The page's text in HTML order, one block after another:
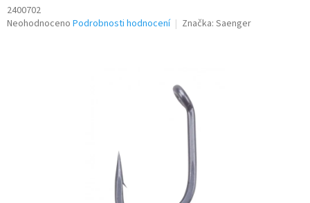
2400702
Průměrné
Neohodnoceno Podrobnosti hodnocení Značka: Saenger